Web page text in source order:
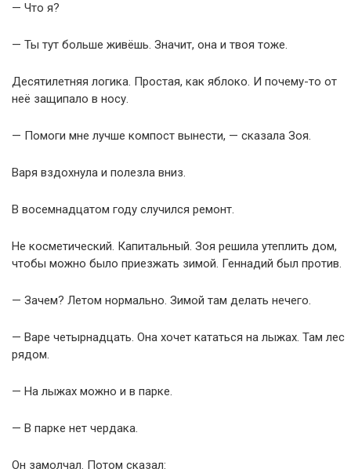
— Что я?
— Ты тут больше живёшь. Значит, она и твоя тоже.
Десятилетняя логика. Простая, как яблоко. И почему-то от
неё защипало в носу.
— Помоги мне лучше компост вынести, — сказала Зоя.
Варя вздохнула и полезла вниз.
В восемнадцатом году случился ремонт.
Не косметический. Капитальный. Зоя решила утеплить дом,
чтобы можно было приезжать зимой. Геннадий был против.
— Зачем? Летом нормально. Зимой там делать нечего.
— Варе четырнадцать. Она хочет кататься на лыжах. Там лес
рядом.
— На лыжах можно и в парке.
— В парке нет чердака.
Он замолчал. Потом сказал: